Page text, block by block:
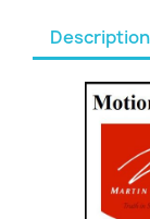
Description